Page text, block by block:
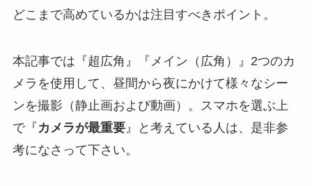
どこまで高めているかは注目すべきポイント。
本記事では『超広角』『メイン（広角）』2つのカ
メラを使用して、昼間から夜にかけて様々なシー
ンを撮影（静止画および動画）。スマホを選ぶ上
で『 カメラが最重要』と考えている人は、是非参
考になさって下さい。